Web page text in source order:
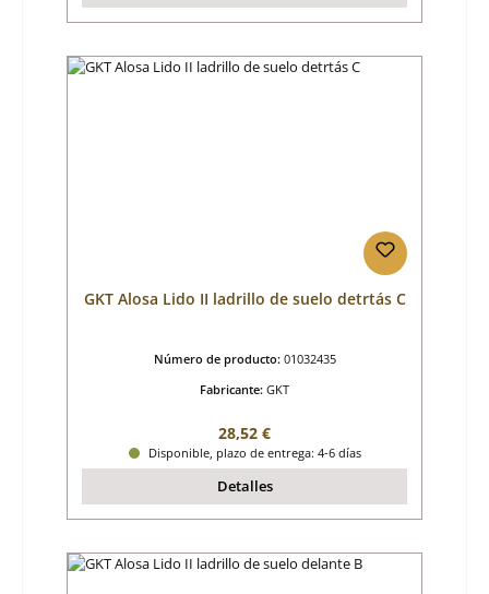
GKT Alosa Lido II ladrillo de suelo detrtás C
Número de producto: 01032435
Fabricante: GKT
Precio normal:
28,52 €
Disponible, plazo de entrega: 4-6 días
Detalles